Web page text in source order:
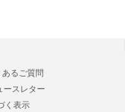
あるご質問
ースレター
く表示